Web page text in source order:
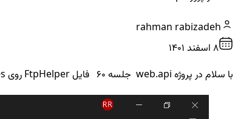
rahman rabizadeh
8 اسفند ۱۴۰۱
با سلام در پروژه web.api جلسه 60 فایل FtpHelper روی Directories خطا دارد